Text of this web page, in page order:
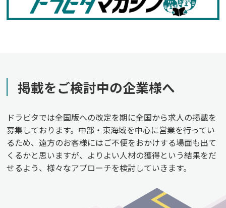
掲載をご検討中の企業様へ
ドラピタでは全国版への改定を期に全国から求人の掲載を
募集しております。中部・東海域を中心に営業を行ってい
るため、遠方のお客様にはご不便をおかけする場面も出て
くるかと思いますが、よりよい人材の獲得という結果をだ
せるよう、様々なアプローチを検討していきます。